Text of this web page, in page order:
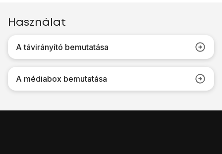
Használat
A távirányító bemutatása
A médiabox bemutatása